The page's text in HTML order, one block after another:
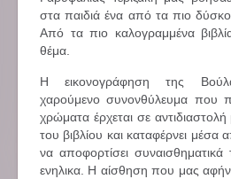
στα παιδιά ένα από τα πιο
Από τα πιο καλογραμμένα
θέμα.
Η εικονογράφηση της
χαρούμενο συνονθύλευμα που
χρώματα έρχεται σε
του βιβλίου και καταφέρνει μέσα
να αποφορτίσει
ενηλικα. Η αίσθηση που μας